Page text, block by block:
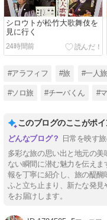
シロウトが松竹大歌舞伎を
見に行く
24時間前
#アラフィフ #旅 #一人旅
#ソロ旅 #チーバくん #
このブログのここがポイ
日常を映す
多彩な旅の思い出と地元の
ない瞬間に潜む魅力を伝え
報を丁寧に紹介し、旅の醍
ふと立ち止まり、新たな発
をお届けします。